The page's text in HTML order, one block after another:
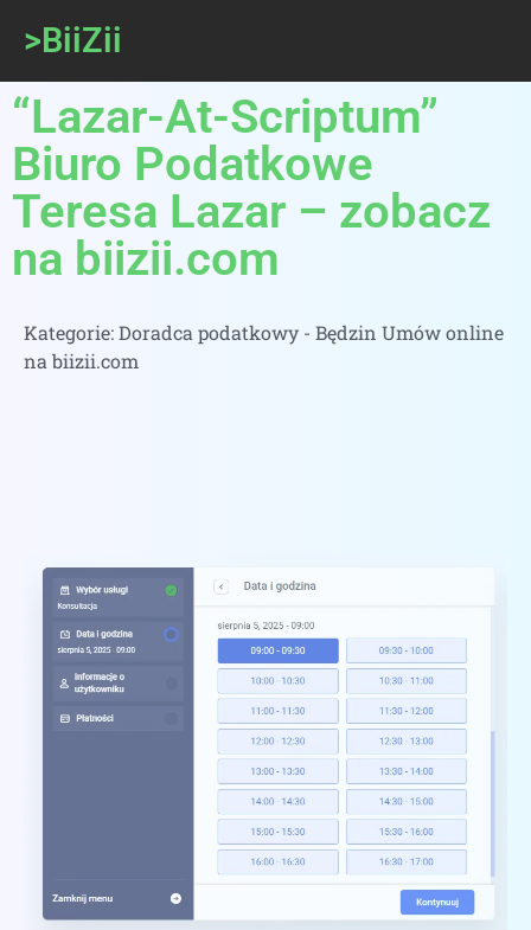
>BiiZii
“Lazar-At-Scriptum”
Biuro Podatkowe
Teresa Lazar – zobacz
na biizii.com
Kategorie:Doradca podatkowy - Będzin Umów online
na biizii.com